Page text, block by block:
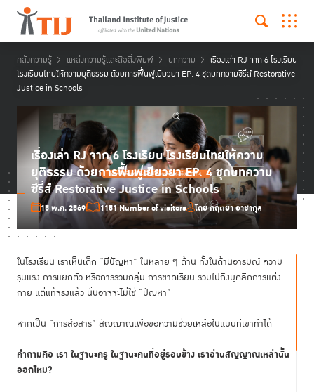
คลังความรู้ แหล่งความรู้และสื่อสิ่งพิมพ์ บทความ
เรื่องเล่า RJ จาก 6 โรงเรียน
โรงเรียนไทยให้ความยุติธรรม ด้วยการฟื้นฟูเยียวยา EP. 4 ชุดบทความซีรี่ส์ Restorative
Justice in Schools
เรื่องเล่า RJ จาก 6 โรงเรียน โรงเรียนไทยให้ความ
ยุติธรรม ด้วยการฟื้นฟูเยียวยา EP. 4 ชุดบทความ
ซีรี่ส์ Restorative Justice in Schools
15 พ.ค. 2569 1151 Number of visitors โดย กฤตยา อาชากุล
ในโรงเรียน เราเห็นเด็ก “มีปัญหา” ในหลาย ๆ ด้าน ทั้งในด้านอารมณ์ ความ
รุนแรง การแยกตัว หรือการรวมกลุ่ม การขาดเรียน รวมไปถึงบุคลิกการแต่ง
กาย แต่แท้จริงแล้ว นั่นอาจจะไม่ใช่ “ปัญหา”
หากเป็น “การสื่อสาร” สัญญาณเพื่อขอความช่วยเหลือในแบบที่เขาทำได้
คำถามคือ เรา ในฐานะครู ในฐานะคนที่อยู่รอบข้าง เราอ่านสัญญาณเหล่านั้น
ออกไหม?